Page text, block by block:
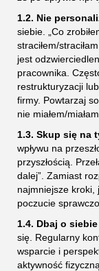
1.2. Nie
siebie. „Co
straciłem/
jest
pracownika.
restrukturyzacji
firmy. Powtarzaj
nie miałem/miałam
1.3. Skup się na
wpływu na
przyszłością.
dalej”. Zamiast
najmniejsze kroki,
poczucie
1.4. Dbaj o
się. Regularny
wsparcie i
aktywność